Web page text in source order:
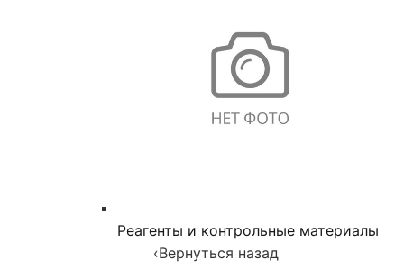
Реагенты и контрольные материалы
‹Вернуться назад